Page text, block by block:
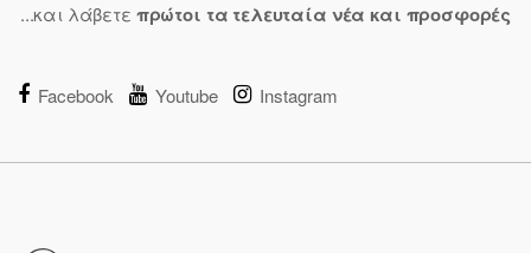
...και λάβετε πρώτοι τα τελευταία νέα και προσφορές
Facebook Youtube Instagram